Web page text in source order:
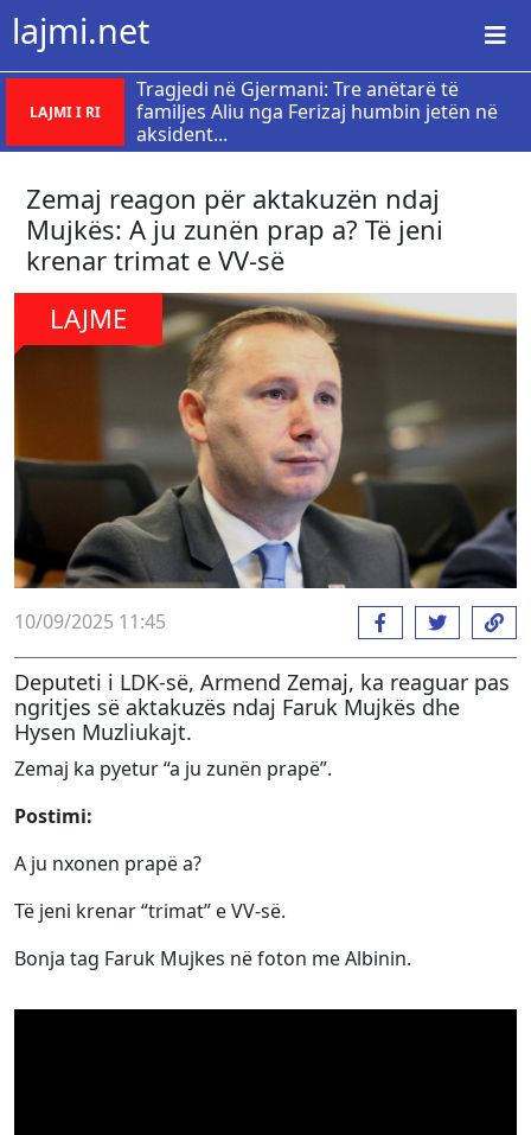
lajmi.net
LAJMI I RI
Tragjedi në Gjermani: Tre anëtarë të
familjes Aliu nga Ferizaj humbin jetën në
aksident...
Zemaj reagon për aktakuzën ndaj
Mujkës: A ju zunën prap a? Të jeni
krenar trimat e VV-së
LAJME
10/09/2025 11:45
Deputeti i LDK-së, Armend Zemaj, ka reaguar pas
ngritjes së aktakuzës ndaj Faruk Mujkës dhe
Hysen Muzliukajt.
Zemaj ka pyetur “a ju zunën prapë”.
Postimi:
A ju nxonen prapë a?
Të jeni krenar “trimat” e VV-së.
Bonja tag Faruk Mujkes në foton me Albinin.